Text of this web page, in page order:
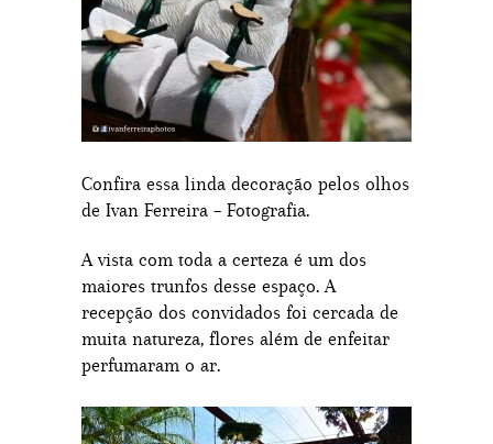
Confira essa linda decoração pelos olhos
de Ivan Ferreira – Fotografia.
A vista com toda a certeza é um dos
maiores trunfos desse espaço. A
recepção dos convidados foi cercada de
muita natureza, flores além de enfeitar
perfumaram o ar.